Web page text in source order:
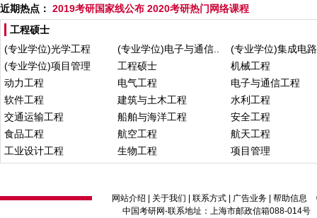
近期热点： 2019考研国家线公布 2020考研热门网络课程
工程硕士
(专业学位)光学工程
(专业学位)电子与通信..
(专业学位)集成电
(专业学位)项目管理
工程硕士
机械工程
动力工程
电气工程
电子与通信工程
软件工程
建筑与土木工程
水利工程
交通运输工程
船舶与海洋工程
安全工程
食品工程
航空工程
航天工程
工业设计工程
生物工程 项目管理
网站介绍 关于我们 联系方式 广告业务 帮助信息
中国考研网-联系地址：上海市邮政信箱088-014